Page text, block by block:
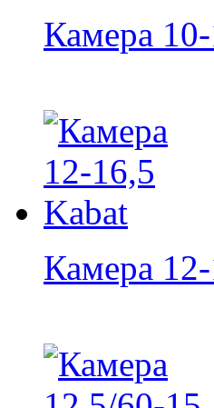
Камера
Камера